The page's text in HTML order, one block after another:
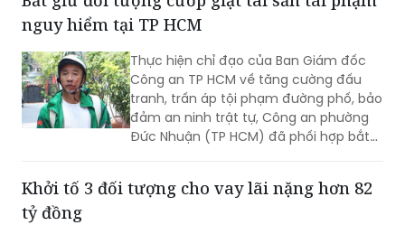
nguy hiểm tại TP HCM
Thực hiện chỉ đạo của Ban Giám đốc
Công an TP HCM về tăng cường đấu
tranh, trấn áp tội phạm đường phố, bảo
đảm an ninh trật tự, Công an phường
Đức Nhuận (TP HCM) đã phối hợp bắt
việc đến Văn phòng Cơ quan Cảnh sát
Khởi tố 3 đối tượng cho vay lãi nặng hơn 82
tỷ đồng